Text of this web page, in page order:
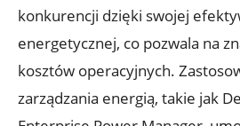
konkurencji dzięki swojej
energetycznej, co pozwala na
kosztów operacyjnych.
zarządzania energią, takie jak